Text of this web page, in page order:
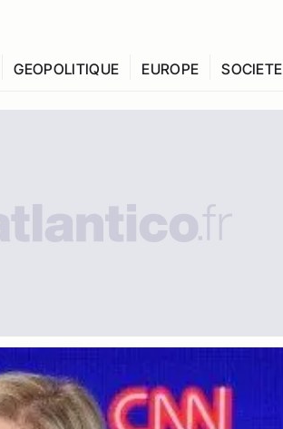
GEOPOLITIQUE EUROPE SOCIETE